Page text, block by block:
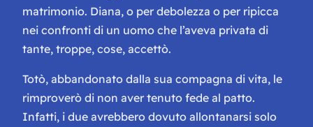
matrimonio. Diana, o per debolezza o per ripicca
nei confronti di un uomo che l’aveva privata di
tante, troppe, cose, accettò.
Totò, abbandonato dalla sua compagna di vita, le
rimproverò di non aver tenuto fede al patto.
Infatti, i due avrebbero dovuto allontanarsi solo